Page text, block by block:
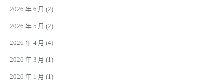
2026 年 6 月 (2)
2026 年 5 月 (2)
2026 年 4 月 (4)
2026 年 3 月 (1)
2026 年 1 月 (1)